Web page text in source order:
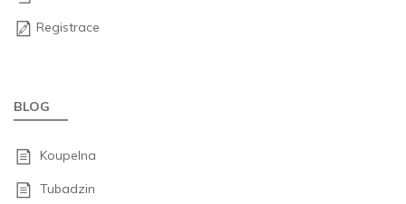
Registrace
BLOG
Koupelna
Tubadzin